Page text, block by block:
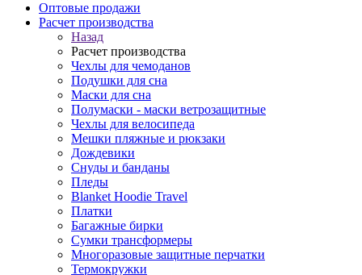
Оптовые продажи
Расчет производства
Назад
Расчет производства
Чехлы для чемоданов
Подушки для сна
Маски для сна
Полумаски - маски ветрозащитные
Чехлы для велосипеда
Мешки пляжные и рюкзаки
Дождевики
Снуды и банданы
Пледы
Blanket Hoodie Travel
Платки
Багажные бирки
Сумки трансформеры
Многоразовые защитные перчатки
Термокружки